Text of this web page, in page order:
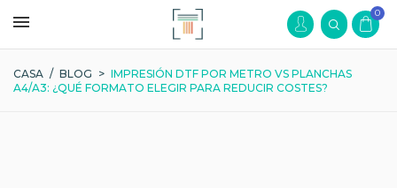
0
CASA / BLOG > IMPRESIÓN DTF POR METRO VS PLANCHAS
A4/A3: ¿QUÉ FORMATO ELEGIR PARA REDUCIR COSTES?